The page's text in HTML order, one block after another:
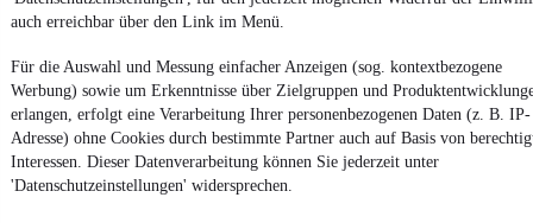
auch erreichbar über den Link im Menü.
Für die Auswahl und Messung einfacher Anzeigen (sog. kontextbezogene
Werbung) sowie um Erkenntnisse über Zielgruppen und
erlangen, erfolgt eine Verarbeitung Ihrer personenbezogenen Daten (z. B. IP-
Adresse) ohne Cookies durch bestimmte Partner auch auf Basis von
Interessen. Dieser Datenverarbeitung können Sie jederzeit unter
'Datenschutzeinstellungen' widersprechen.
Powered by
Entdecke Kleinwagen,SUVundWohnmobileund mehr bei
mobile.de